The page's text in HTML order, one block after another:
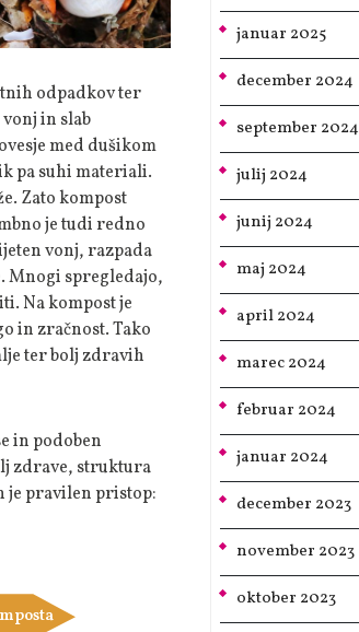
odpadkov ter
in slab
med dušikom
pa suhi materiali.
Zato kompost
je tudi redno
vonj, razpada
Mnogi spregledajo,
Na kompost je
in zračnost. Tako
ter bolj zdravih
in podoben
zdrave, struktura
je pravilen pristop:
januar 2025
december 2024
september 2024
julij 2024
junij 2024
maj 2024
april 2024
marec 2024
februar 2024
januar 2024
december 2023
november 2023
oktober 2023